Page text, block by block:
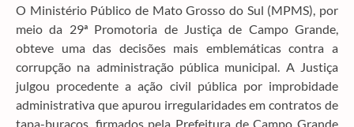
O Ministério Público de Mato Grosso do Sul (MPMS), por
meio da 29ª Promotoria de Justiça de Campo Grande,
obteve uma das decisões mais emblemáticas contra a
corrupção na administração pública municipal. A Justiça
julgou procedente a ação civil pública por improbidade
administrativa que apurou irregularidades em contratos de
tapa-buracos, firmados pela Prefeitura de Campo Grande